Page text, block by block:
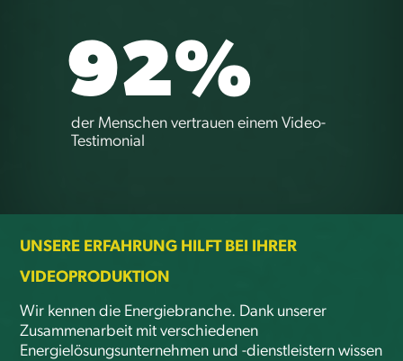
92%
der Menschen vertrauen einem Video-
Testimonial
UNSERE ERFAHRUNG HILFT BEI IHRER
VIDEOPRODUKTION
Wir kennen die Energiebranche. Dank unserer
Zusammenarbeit mit verschiedenen
Energielösungsunternehmen und -dienstleistern wissen